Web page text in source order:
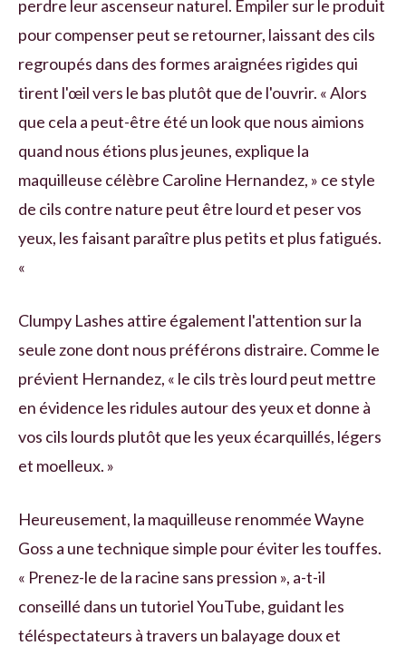
perdre leur ascenseur naturel. Empiler sur le produit
pour compenser peut se retourner, laissant des cils
regroupés dans des formes araignées rigides qui
tirent l'œil vers le bas plutôt que de l'ouvrir. « Alors
que cela a peut-être été un look que nous aimions
quand nous étions plus jeunes, explique la
maquilleuse célèbre Caroline Hernandez, » ce style
de cils contre nature peut être lourd et peser vos
yeux, les faisant paraître plus petits et plus fatigués.
«
Clumpy Lashes attire également l'attention sur la
seule zone dont nous préférons distraire. Comme le
prévient Hernandez, « le cils très lourd peut mettre
en évidence les ridules autour des yeux et donne à
vos cils lourds plutôt que les yeux écarquillés, légers
et moelleux. »
Heureusement, la maquilleuse renommée Wayne
Goss a une technique simple pour éviter les touffes.
« Prenez-le de la racine sans pression », a-t-il
conseillé dans un tutoriel YouTube, guidant les
téléspectateurs à travers un balayage doux et